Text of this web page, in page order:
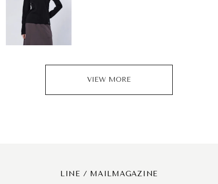
VIEW MORE
LINE / MAILMAGAZINE